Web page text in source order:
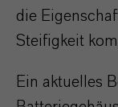
die
Steifigkeit
Ein aktuelles